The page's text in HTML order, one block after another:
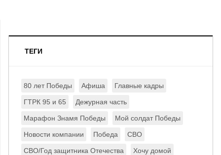
ТЕГИ
80 лет Победы Афиша Главные кадры
ГТРК 95 и 65 Дежурная часть
Марафон Знамя Победы Мой солдат Победы
Новости компании Победа СВО
СВО/Год защитника Отечества Хочу домой